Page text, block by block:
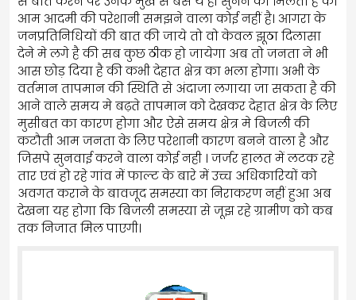
आम आदमी की परेशानी समझने वाला कोई नहीं है। आगरा के
जनप्रतिनिधियों की बात की जाये तो वो केवल झूठा दिलासा
देने मे लगे है की सब कुछ ठीक हो जायेगा अब तो जनता ने भी
आस छोड़ दिया है की कभी देहात क्षेत्र का भला होगा। अभी के
वर्तमान तापमान की स्थिति से अंदाजा लगाया जा सकता है की
आने वाले समय मे बढ़ते तापमान को देखकर देहात क्षेत्र के लिए
मुसीबत का कारण होगा और ऐसे समय क्षेत्र मे बिजली की
कटौती आम जनता के लिए परेशानी कारण बनने वाला है और
जिसपे सुनवाई करने वाला कोई नही । जर्जर हालत में लटक रहे
तार एवं हो रहे गांव में फाल्ट के बारे में उच्च अधिकारियों को
अवगत कराने के बावजूद समस्या का निराकरण नहीं हुआ अब
देखना यह होगा कि बिजली समस्या से जूझ रहे ग्रामीण को कब
तक निजात मिल पाएगी।